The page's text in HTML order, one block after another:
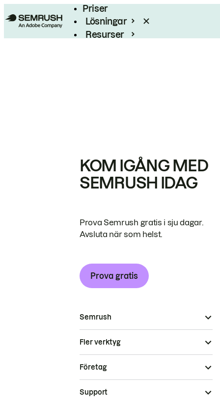
Priser
Lösningar
Resurser
KOM IGÅNG MED
SEMRUSH IDAG
Prova Semrush gratis i sju dagar.
Avsluta när som helst.
Prova gratis
Semrush
Fler verktyg
Företag
Support